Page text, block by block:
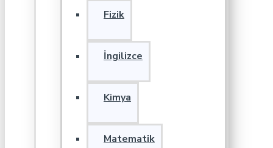
Fizik
İngilizce
Kimya
Matematik